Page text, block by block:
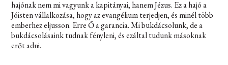
hajónak nem mi vagyunk a kapitányai, hanem Jézus. Ez a hajó a
Jóisten vállalkozása, hogy az evangélium terjedjen, és minél több
emberhez eljusson. Erre Ő a garancia. Mi bukdácsolunk, de a
bukdácsolásaink tudnak fényleni, és ezáltal tudunk másoknak
erőt adni.